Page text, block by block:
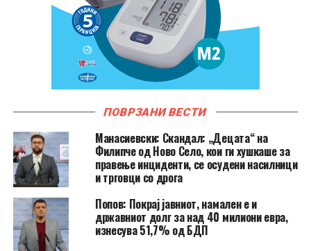
ПОВРЗАНИ ВЕСТИ
Манасиевски: Скандал: „Децата“ на
Филипче од Ново Село, кои ги хушкаше за
правење инциденти, се осудени насилници
и трговци со дрога
Попов: Покрај јавниот, намален е и
државниот долг за над 40 милиони евра,
изнесува 51,7% од БДП